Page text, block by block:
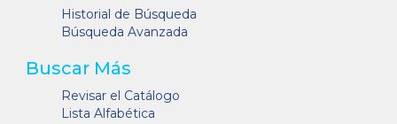
Historial de Búsqueda
Búsqueda Avanzada
Buscar Más
Revisar el Catálogo
Lista Alfabética